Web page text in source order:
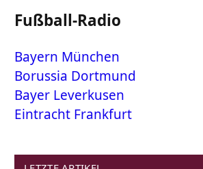
Fußball-Radio
Bayern München
Borussia Dortmund
Bayer Leverkusen
Eintracht Frankfurt